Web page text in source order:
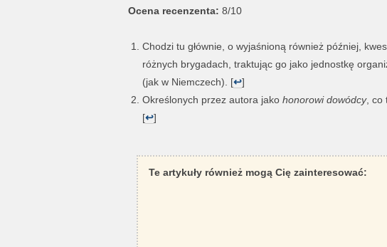
Ocena recenzenta: 8/10
Chodzi tu głównie, o wyjaśnioną również później,
różnych brygadach, traktując go jako jednostkę
(jak w Niemczech). [↩]
Określonych przez autora jako honorowi dowódcy, co
[↩]
Te artykuły również mogą Cię zainteresować: